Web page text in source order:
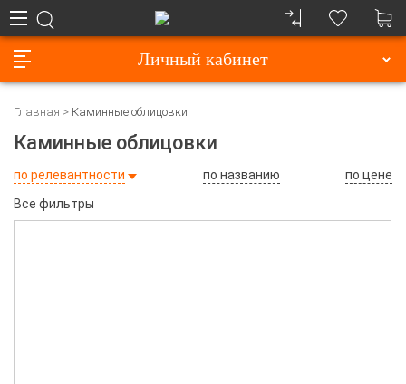
Личный кабинет
Главная Каминные облицовки
Каминные облицовки
по релевантности по названию
по цене
Все фильтры